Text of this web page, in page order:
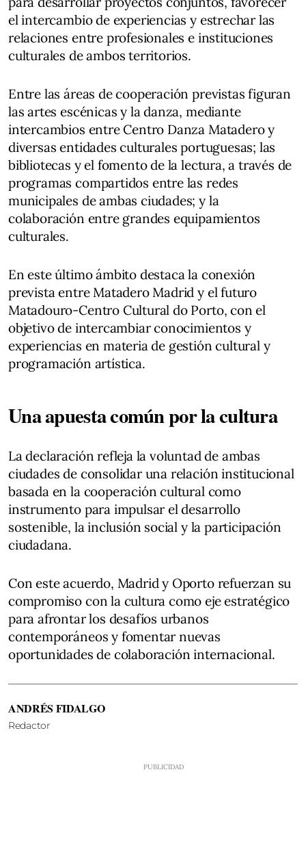
el intercambio de experiencias y estrechar las
relaciones entre profesionales e instituciones
culturales de ambos territorios.
Entre las áreas de cooperación previstas figuran
las artes escénicas y la danza, mediante
intercambios entre Centro Danza Matadero y
diversas entidades culturales portuguesas; las
bibliotecas y el fomento de la lectura, a través de
programas compartidos entre las redes
municipales de ambas ciudades; y la
colaboración entre grandes equipamientos
culturales.
En este último ámbito destaca la conexión
prevista entre Matadero Madrid y el futuro
Matadouro-Centro Cultural do Porto, con el
objetivo de intercambiar conocimientos y
experiencias en materia de gestión cultural y
programación artística.
Una apuesta común por la cultura
La declaración refleja la voluntad de ambas
ciudades de consolidar una relación institucional
basada en la cooperación cultural como
instrumento para impulsar el desarrollo
sostenible, la inclusión social y la participación
ciudadana.
Con este acuerdo, Madrid y Oporto refuerzan su
compromiso con la cultura como eje estratégico
para afrontar los desafíos urbanos
contemporáneos y fomentar nuevas
oportunidades de colaboración internacional.
ANDRÉS FIDALGO
Redactor